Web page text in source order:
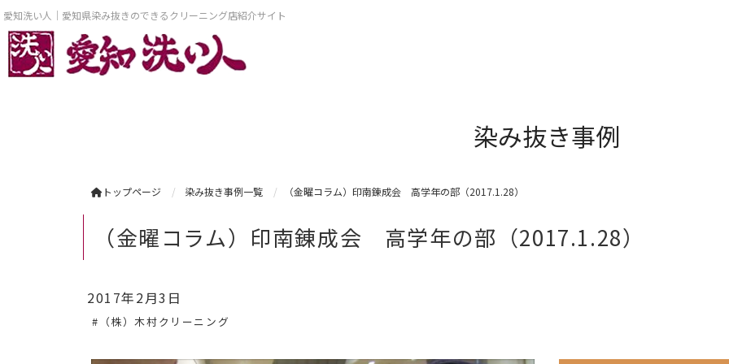
愛知洗い人｜愛知県染み抜きのできるクリーニング店紹介サイト
染み抜き事例
トップページ 染み抜き事例一覧 （金曜コラム）印南錬成会 高学年の部（2017.1.28）
（金曜コラム）印南錬成会 高学年の部（2017.1.28）
2017年2月3日
#（株）木村クリーニング